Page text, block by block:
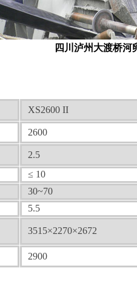
四川泸州大渡桥河
XS2600 II
2600
2.5
≤ 10
30~70
5.5
3515×2270×2672
2900